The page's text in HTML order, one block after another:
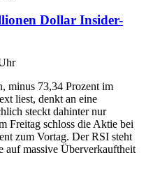
Dollar Insider-
minus 73,34 Prozent im
liest, denkt an eine
steckt dahinter nur
Freitag schloss die Aktie bei
zum Vortag. Der RSI steht
auf massive Überverkauftheit